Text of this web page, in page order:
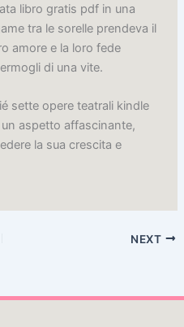
libro gratis pdf in una
tra le sorelle prendeva il
amore e la loro fede
di una vite.
sette opere teatrali kindle
aspetto affascinante,
la sua crescita e
NEXT